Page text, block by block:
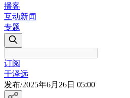
播客
互动新闻
专题
订阅
于泽远
发布/2025年6月26日 05:00